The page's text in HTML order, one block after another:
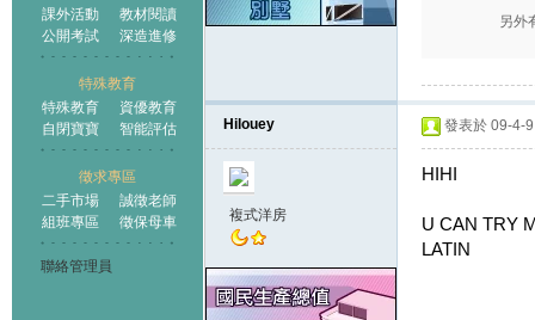
課外活動
教材閱讀
公開考試
深造進修
特殊教育
特殊教育
資優教育
自閉寶寶
智能評估
徵求專區
二手市場
誠徵老師
組班專區
徵保母車
聯絡管理員
另外
Hilouey
複式洋房
發表於 09-4-
HIHI
U CAN TRY
LATIN